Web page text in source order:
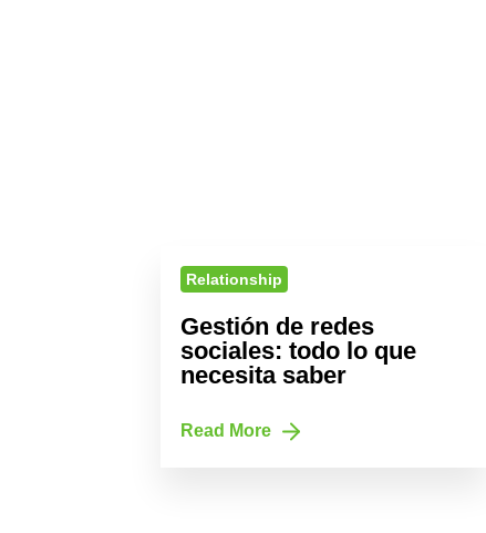
Relationship
Gestión de redes
sociales: todo lo que
necesita saber
Read More